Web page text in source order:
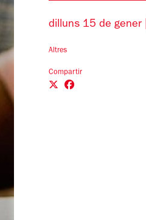
dilluns 15 de gener|
Altres
Compartir